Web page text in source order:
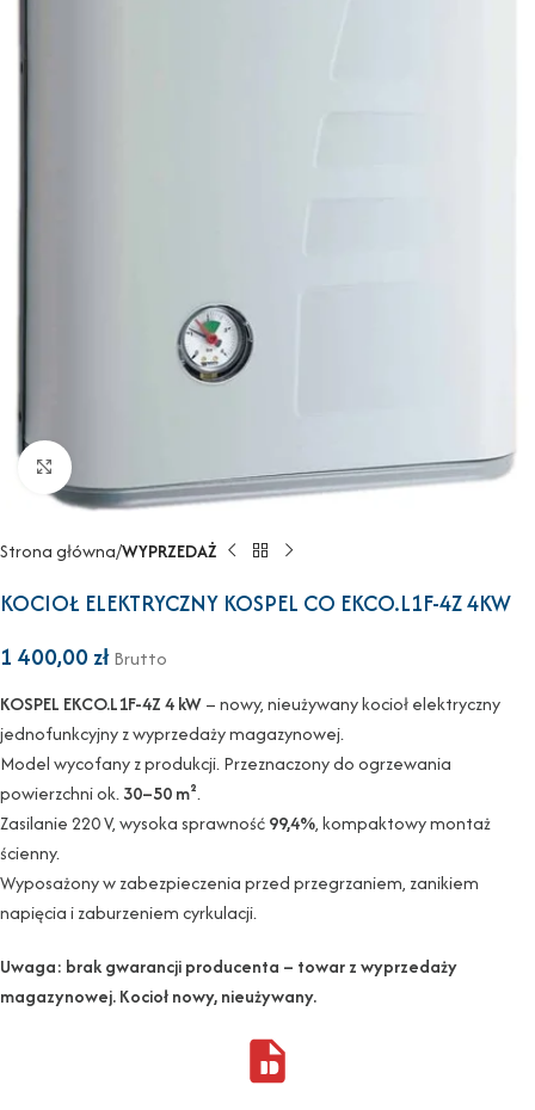
Powiększ
Strona główna WYPRZEDAŻ
KOCIOŁ ELEKTRYCZNY KOSPEL CO EKCO.L1F-4Z 4KW
1 400,00zł Brutto
KOSPEL EKCO.L1F-4Z 4 kW– nowy, nieużywany kocioł elektryczny
jednofunkcyjny z wyprzedaży magazynowej.
Model wycofany z produkcji. Przeznaczony do ogrzewania
powierzchni ok.30–50 m².
Zasilanie 220 V, wysoka sprawność99,4%, kompaktowy montaż
ścienny.
Wyposażony w zabezpieczenia przed przegrzaniem, zanikiem
napięcia i zaburzeniem cyrkulacji.
Uwaga: brak gwarancji producenta – towar z wyprzedaży
magazynowej. Kocioł nowy, nieużywany.